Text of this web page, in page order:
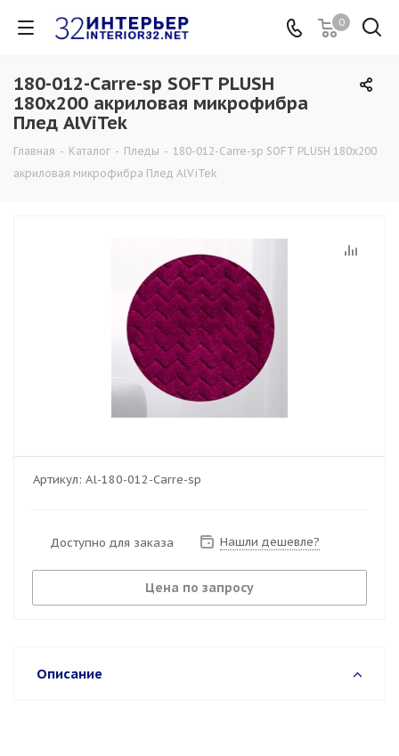
0
180-012-Carre-sp SOFT PLUSH
180х200 акриловая микрофибра
Плед AlViTek
Главная - Каталог - Пледы - 180-012-Carre-sp SOFT PLUSH 180х200
акриловая микрофибра Плед AlViTek
Артикул: Al-180-012-Carre-sp
Доступно для заказа Нашли дешевле?
Цена по запросу
Описание